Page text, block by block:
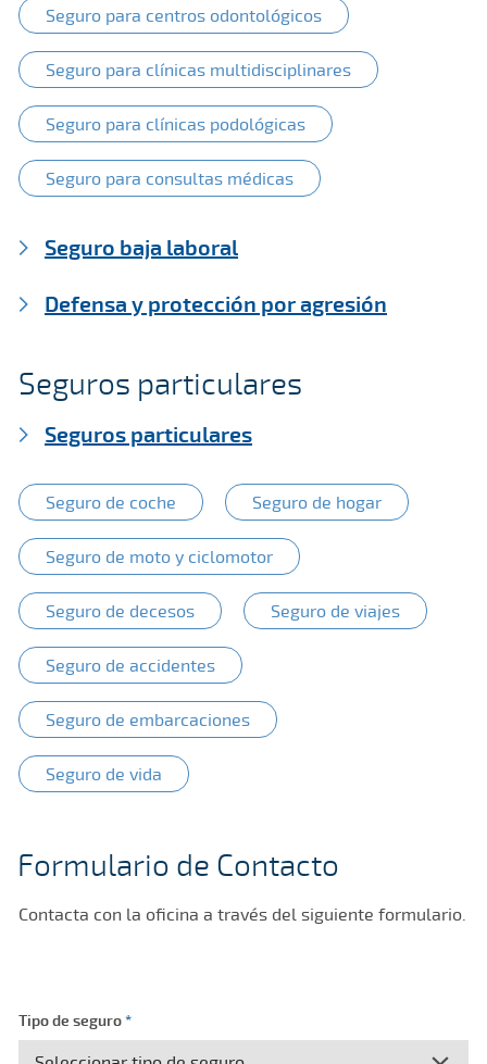
Seguro para centros odontológicos
Seguro para clínicas multidisciplinares
Seguro para clínicas podológicas
Seguro para consultas médicas
Seguro baja laboral
Defensa y protección por agresión
Seguros particulares
Seguros particulares
Seguro de coche Seguro de hogar
Seguro de moto y ciclomotor
Seguro de decesos Seguro de viajes
Seguro de accidentes
Seguro de embarcaciones
Seguro de vida
Formulario de Contacto
Contacta con la oficina a través del siguiente formulario.
Tipo de seguro*